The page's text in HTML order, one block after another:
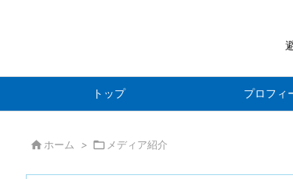
トップ プロフィ
 ホーム >  メディア紹介